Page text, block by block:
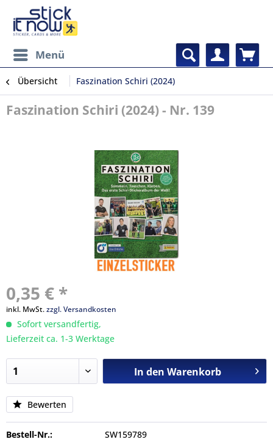
Menü
Übersicht Faszination Schiri (2024)
Faszination Schiri (2024) - Nr. 139
0,35 € *
inkl. MwSt.zzgl. Versandkosten
Sofort versandfertig,
Lieferzeit ca. 1-3 Werktage
In den Warenkorb
Bewerten
Bestell-Nr.: SW159789